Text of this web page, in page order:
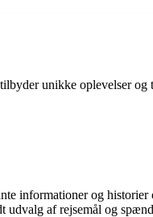
unikke oplevelser
informationer og
af rejsemål og